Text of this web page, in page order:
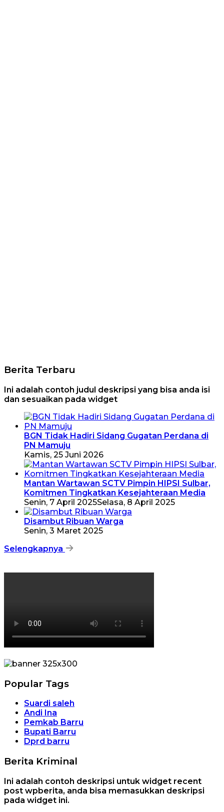
Berita Terbaru
Ini adalah contoh judul deskripsi yang bisa anda isi
dan sesuaikan pada widget
BGN Tidak Hadiri Sidang Gugatan Perdana di
PN Mamuju
Kamis, 25 Juni 2026
Mantan Wartawan SCTV Pimpin HIPSI Sulbar,
Komitmen Tingkatkan Kesejahteraan Media
Senin, 7 April 2025Selasa, 8 April 2025
Disambut Ribuan Warga
Senin, 3 Maret 2025
Selengkapnya
Popular Tags
Suardi saleh
Andi Ina
Pemkab Barru
Bupati Barru
Dprd barru
Berita Kriminal
Ini adalah contoh deskripsi untuk widget recent
post wpberita, anda bisa memasukkan deskripsi
pada widget ini.